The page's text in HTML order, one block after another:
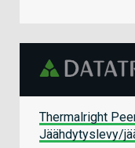
Thermalright
Jäähdytyslevy/